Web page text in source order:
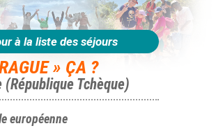
à la liste des séjours
» ÇA ?
(République Tchèque)
européenne